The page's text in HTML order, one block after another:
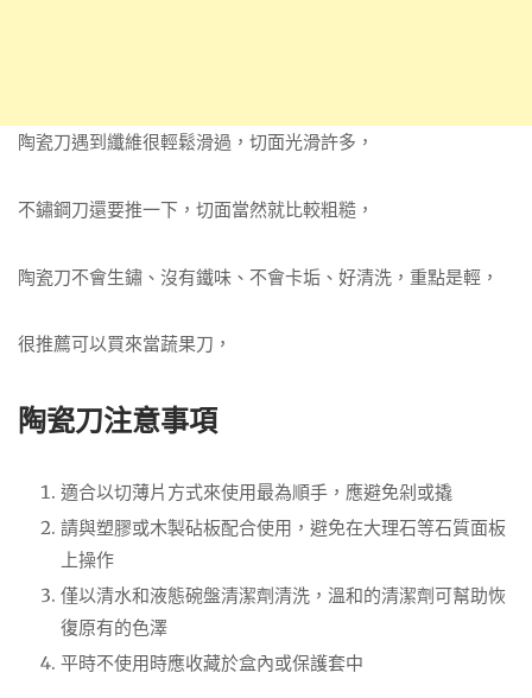
陶瓷刀遇到纖維很輕鬆滑過，切面光滑許多，
不鏽鋼刀還要推一下，切面當然就比較粗糙，
陶瓷刀不會生鏽、沒有鐵味、不會卡垢、好清洗，重點是輕，
很推薦可以買來當蔬果刀，
陶瓷刀注意事項
適合以切薄片方式來使用最為順手，應避免剁或撬
請與塑膠或木製砧板配合使用，避免在大理石等石質面板
上操作
僅以清水和液態碗盤清潔劑清洗，溫和的清潔劑可幫助恢
復原有的色澤
平時不使用時應收藏於盒內或保護套中